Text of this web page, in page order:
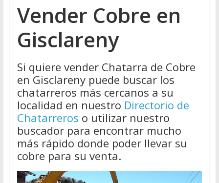
Vender Cobre en
Gisclareny
Si quiere vender Chatarra de Cobre
en Gisclareny puede buscar los
chatarreros más cercanos a su
localidad en nuestro Directorio de
Chatarreros o utilizar nuestro
buscador para encontrar mucho
más rápido donde poder llevar su
cobre para su venta.